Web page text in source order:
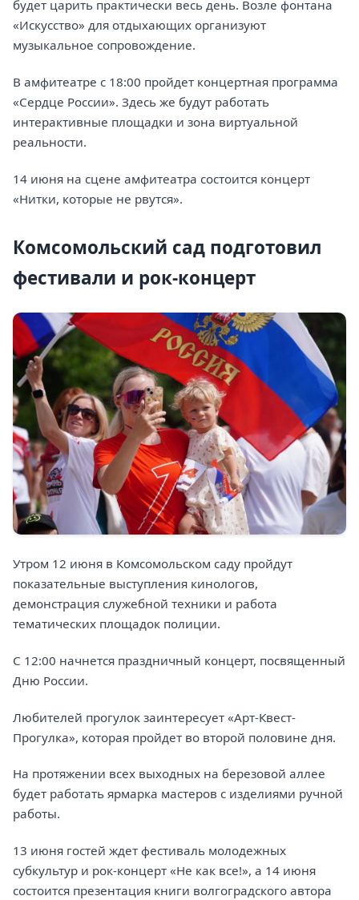
будет царить практически весь день. Возле фонтана
«Искусство» для отдыхающих организуют
музыкальное сопровождение.
В амфитеатре с 18:00 пройдет концертная программа
«Сердце России». Здесь же будут работать
интерактивные площадки и зона виртуальной
реальности.
14 июня на сцене амфитеатра состоится концерт
«Нитки, которые не рвутся».
Комсомольский сад подготовил
фестивали и рок-концерт
Утром 12 июня в Комсомольском саду пройдут
показательные выступления кинологов,
демонстрация служебной техники и работа
тематических площадок полиции.
С 12:00 начнется праздничный концерт, посвященный
Дню России.
Любителей прогулок заинтересует «Арт-Квест-
Прогулка», которая пройдет во второй половине дня.
На протяжении всех выходных на березовой аллее
будет работать ярмарка мастеров с изделиями ручной
работы.
13 июня гостей ждет фестиваль молодежных
субкультур и рок-концерт «Не как все!», а 14 июня
состоится презентация книги волгоградского автора